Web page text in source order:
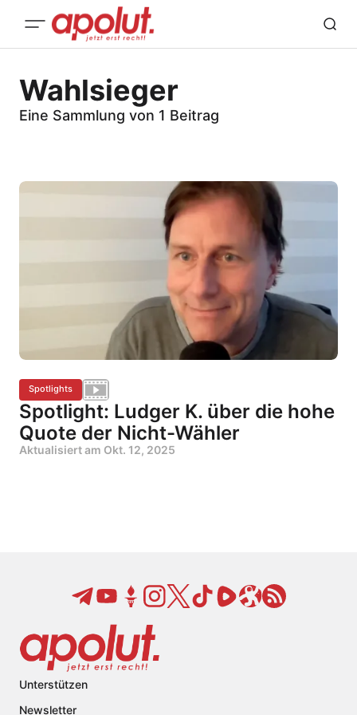
Wahlsieger
Eine Sammlung von 1 Beitrag
Spotlights
Spotlight: Ludger K. über die hohe
Quote der Nicht-Wähler
Aktualisiert am Okt. 12, 2025
Unterstützen
Newsletter